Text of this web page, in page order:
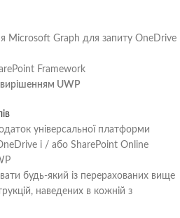
Microsoft Graph для запиту OneDrive
Framework
вирішенням UWP
універсальної платформи
і / або SharePoint Online
будь-який із перерахованих вище
наведених в кожній з